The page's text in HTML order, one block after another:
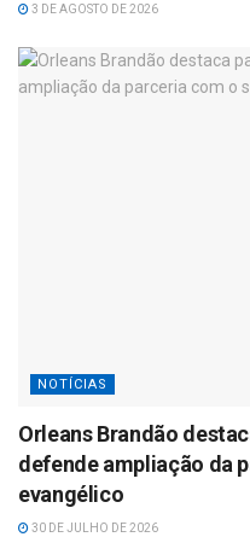
3 DE AGOSTO DE 2026
NOTÍCIAS
Orleans Brandão
defende ampliação da
evangélico
30 DE JULHO DE 2026